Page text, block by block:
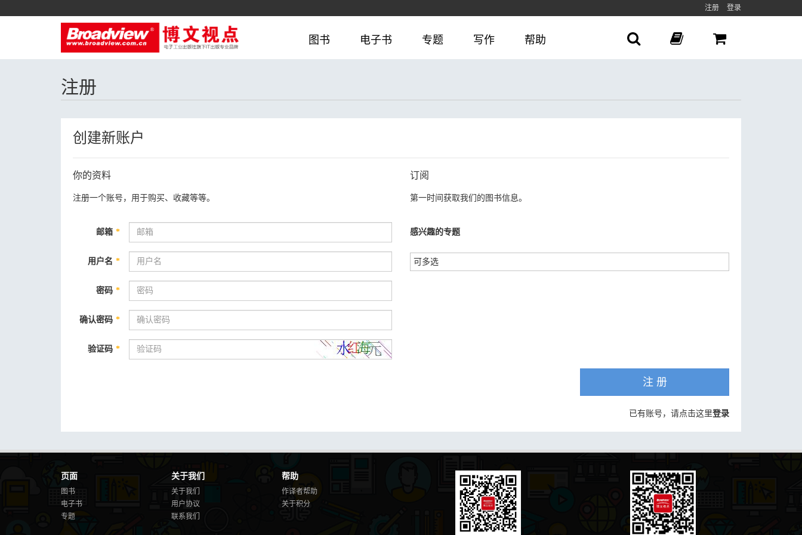
注册 登录
图书 电子书 专题 写作 帮助
注册
创建新账户
你的资料
注册一个账号，用于购买、收藏等等。
邮箱 *
用户名 *
密码 *
确认密码 *
验证码 *
订阅
第一时间获取我们的图书信息。
感兴趣的专题
注 册
已有账号，请点击这里登录
页面
图书
电子书
专题
关于我们
关于我们
用户协议
联系我们
帮助
作译者帮助
关于积分